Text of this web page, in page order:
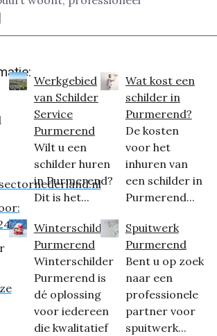
Werkgebied
van Schilder
Service
Purmerend
Wilt u een
schilder huren
in Purmerend?
Dit is het...
Winterschilder
Purmerend
Winterschilder
Purmerend is
dé oplossing
voor iedereen
die kwalitatief
Wat kost een
schilder in
Purmerend?
De kosten
voor het
inhuren van
een schilder in
Purmerend...
Spuitwerk
Purmerend
Bent u op zoek
naar een
professionele
partner voor
spuitwerk...